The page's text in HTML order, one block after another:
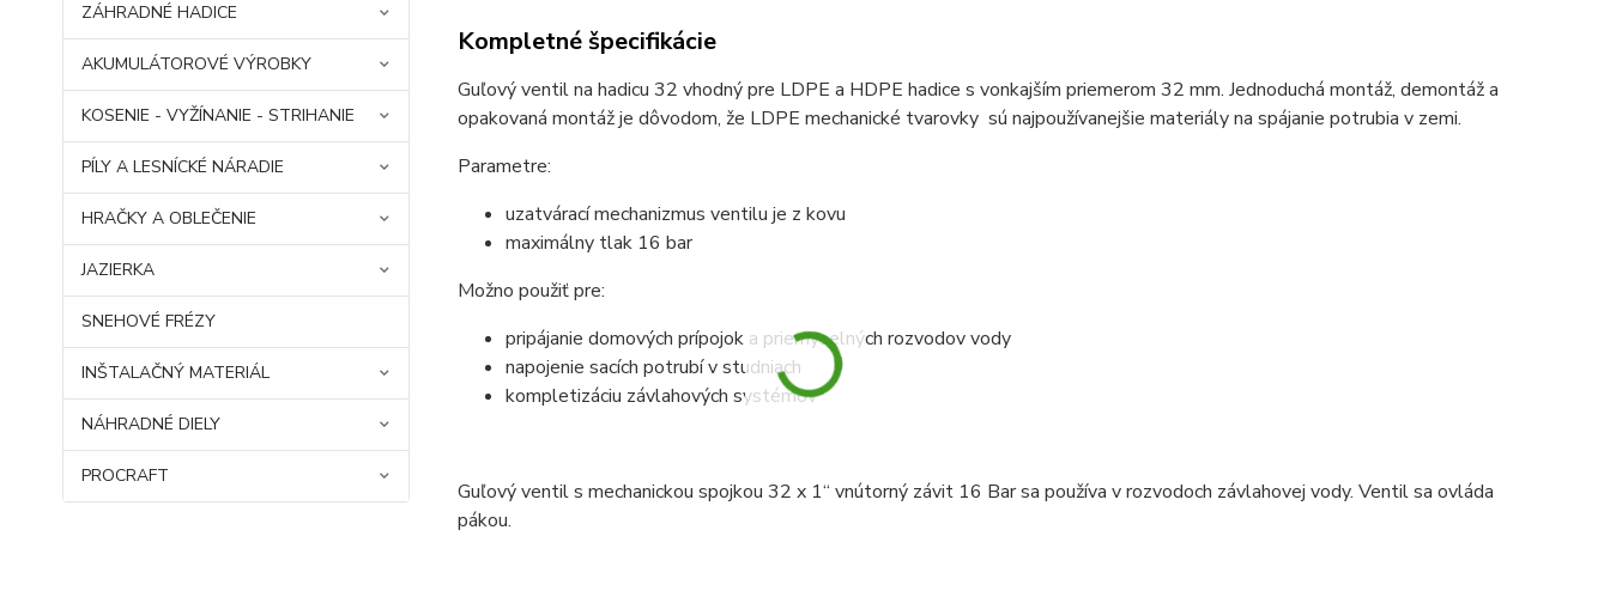
ZÁHRADNÉ HADICE
AKUMULÁTOROVÉ VÝROBKY
KOSENIE - VYŽÍNANIE - STRIHANIE
PÍLY A LESNÍCKÉ NÁRADIE
HRAČKY A OBLEČENIE
JAZIERKA
SNEHOVÉ FRÉZY
INŠTALAČNÝ MATERIÁL
NÁHRADNÉ DIELY
PROCRAFT
Kompletné špecifikácie
Guľový ventil na hadicu 32 vhodný pre LDPE a HDPE hadice s vonkajším priemerom 32 mm. Jednoduchá montáž, demontáž a
opakovaná montáž je dôvodom, že LDPE mechanické tvarovky sú najpoužívanejšie materiály na spájanie potrubia v zemi.
Parametre:
uzatvárací mechanizmus ventilu je z kovu
maximálny tlak 16 bar
Možno použiť pre:
pripájanie domových prípojok a priemyselných rozvodov vody
napojenie sacích potrubí v studniach
kompletizáciu závlahových systémov
Guľový ventil s mechanickou spojkou 32 x 1“ vnútorný závit 16 Bar sa používa v rozvodoch závlahovej vody. Ventil sa ovláda
pákou.